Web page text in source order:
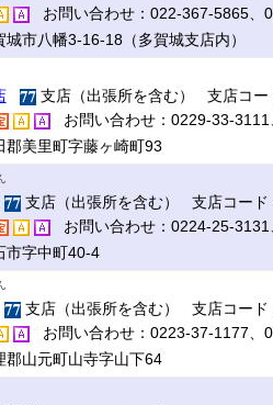
お問い合わせ：022-367-5865、
城市八幡3-16-18（多賀城支店内）
支店（出張所を含む） 支店コー
お問い合わせ：0229-33-
郡美里町字藤ヶ崎町93
支店（出張所を含む） 支店コード
お問い合わせ：0224-25-
市字中町40-4
支店（出張所を含む） 支店コード
お問い合わせ：0223-37-1177、
郡山元町山寺字山下64